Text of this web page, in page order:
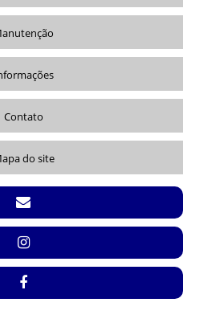
ELEVATÓRIA
EM SÃO PAULO
ACM
Contato
do site